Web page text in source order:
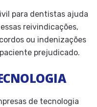
para dentistas ajuda
reivindicações,
ou indenizações
prejudicado.
de tecnologia